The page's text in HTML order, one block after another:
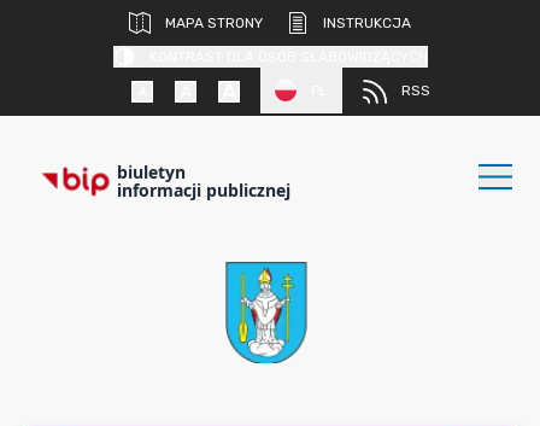
MAPA STRONY
INSTRUKCJA
RSS
biuletyn
informacji publicznej